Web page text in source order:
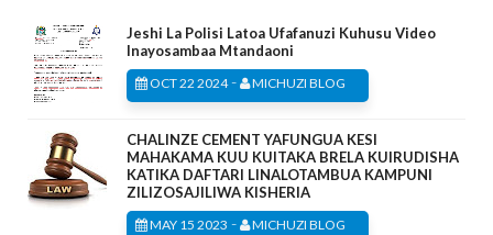
Jeshi La Polisi Latoa Ufafanuzi Kuhusu Video
Inayosambaa Mtandaoni
OCT 22 2024- MICHUZI BLOG
CHALINZE CEMENT YAFUNGUA KESI
MAHAKAMA KUU KUITAKA BRELA KUIRUDISHA
KATIKA DAFTARI LINALOTAMBUA KAMPUNI
ZILIZOSAJILIWA KISHERIA
MAY 15 2023 - MICHUZI BLOG